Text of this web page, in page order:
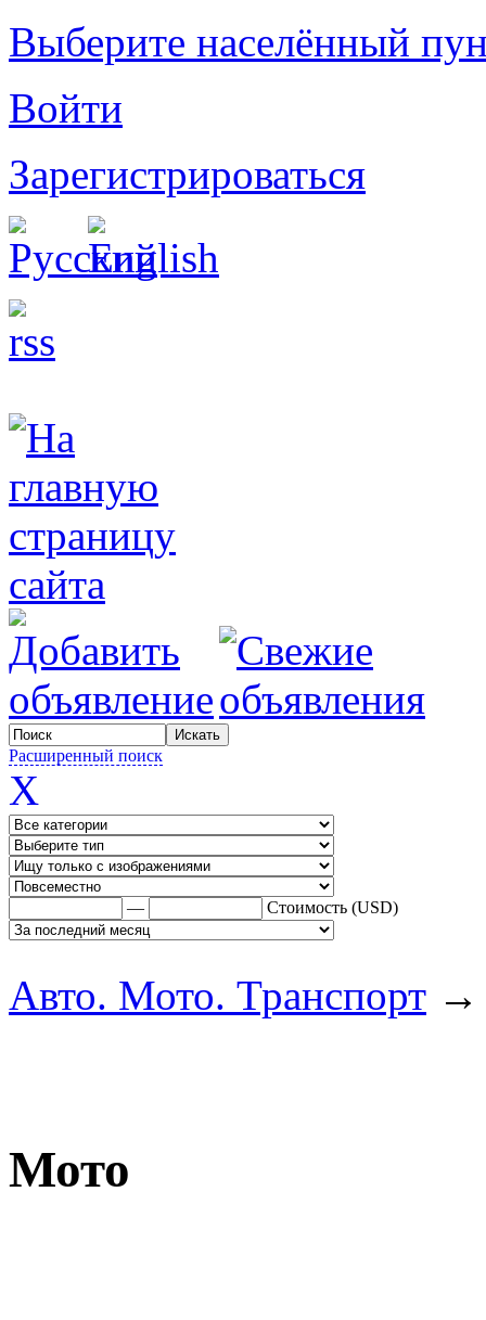
Выберите населённый
Войти
Зарегистрироваться
Расширенный поиск
X
— Стоимость (USD)
Авто. Мото. Транспорт
Мото